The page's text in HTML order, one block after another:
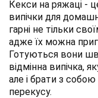
Кекси на ряжаці -
випічки для
гарні не тільки
адже їх можна
Готуються вони
відмінна випічка,
але і брати з
перекусу.